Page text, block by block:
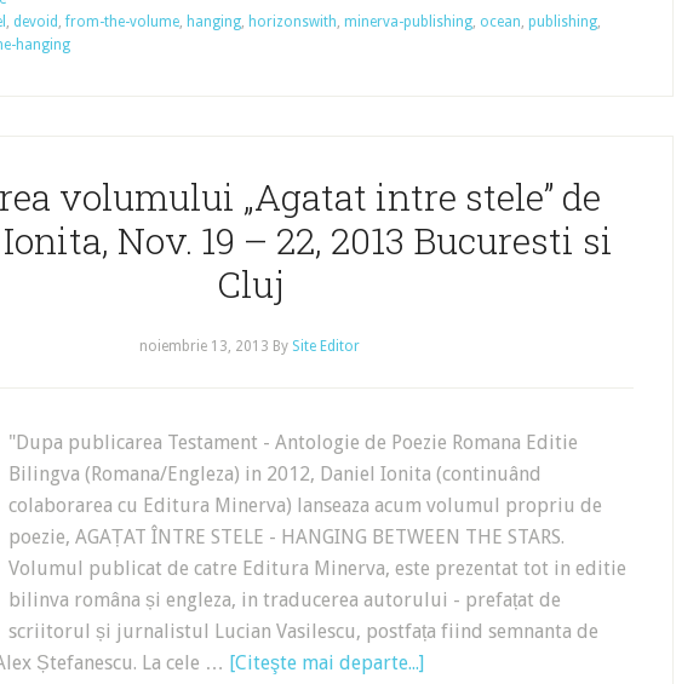
, devoid ,from-the-volume, hanging, horizonswith, minerva-publishing, ocean, publishing,
hanging
volumului „Agatat intre stele” de
Nov. 19 – 22, 2013 Bucuresti si
Cluj
noiembrie 13, 2013 By Site Editor
"Dupa publicarea Testament - Antologie de Poezie Romana Editie
Bilingva (Romana/Engleza) in 2012, Daniel Ionita (continuând
colaborarea cu Editura Minerva) lanseaza acum volumul propriu de
poezie, AGAȚAT ÎNTRE STELE - HANGING BETWEEN THE STARS.
Volumul publicat de catre Editura Minerva, este prezentat tot in editie
bilinva româna și engleza, in traducerea autorului - prefațat de
scriitorul și jurnalistul Lucian Vasilescu, postfața fiind semnanta de
Ștefanescu. La cele … [Citeşte mai departe...]